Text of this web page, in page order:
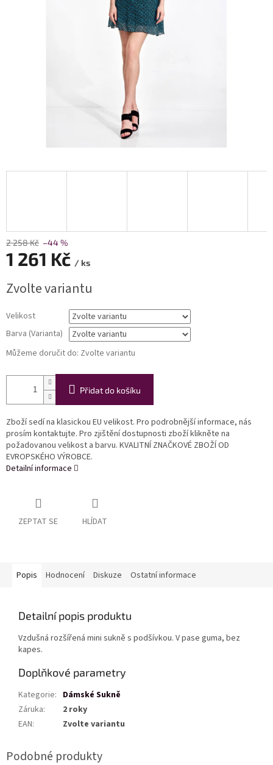
2 258 Kč –44 %
1 261 Kč / ks
cena:
Zvolte variantu
Velikost
Barva (Varianta)
Můžeme doručit do: Zvolte variantu
Přidat do košíku
Zboží sedí na klasickou EU velikost. Pro podrobnější informace, nás
prosím kontaktujte. Pro zjištění dostupnosti zboží klikněte na
požadovanou velikost a barvu. KVALITNÍ ZNAČKOVÉ ZBOŽÍ OD
EVROPSKÉHO VÝROBCE.
Detailní informace
ZEPTAT SE HLÍDAT
Popis Hodnocení Diskuze Ostatní informace
Detailní popis produktu
Vzdušná rozšířená mini sukně s podšívkou. V pase guma, bez
kapes.
Doplňkové parametry
Kategorie: Dámské Sukně
Záruka:
2 roky
EAN: Zvolte variantu